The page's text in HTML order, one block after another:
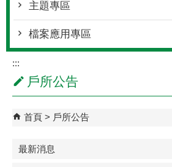
主題專區
檔案應用專區
:::
戶所公告
首頁 戶所公告
最新消息